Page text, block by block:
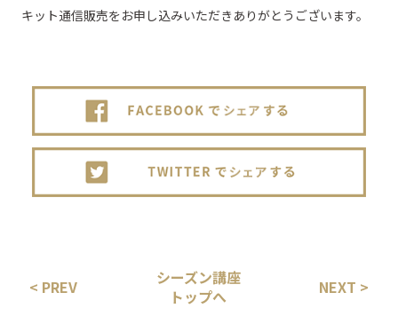
キット通信販売をお申し込みいただきありがとうございます。
< PREV
シーズン講座
トップへ
NEXT >